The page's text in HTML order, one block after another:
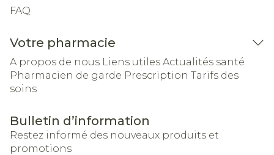
FAQ
Votre pharmacie
A propos de nous Liens utiles Actualités santé
Pharmacien de garde Prescription Tarifs des
soins
Bulletin d’information
Restez informé des nouveaux produits et
promotions